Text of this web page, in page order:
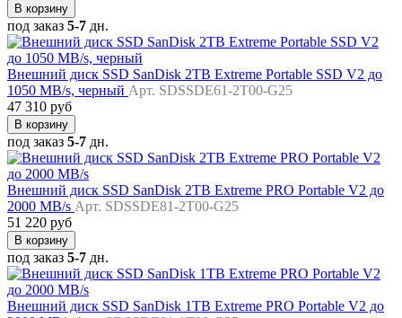
В корзину
под заказ 5-7 дн.
Внешний диск SSD SanDisk 2TB Extreme Portable SSD V2 до
1050 MB/s, черный Арт. SDSSDE61-2T00-G25
47 310 руб
В корзину
под заказ 5-7 дн.
Внешний диск SSD SanDisk 2TB Extreme PRO Portable V2 до
2000 MB/s Арт. SDSSDE81-2T00-G25
51 220 руб
В корзину
под заказ 5-7 дн.
Внешний диск SSD SanDisk 1TB Extreme PRO Portable V2 до